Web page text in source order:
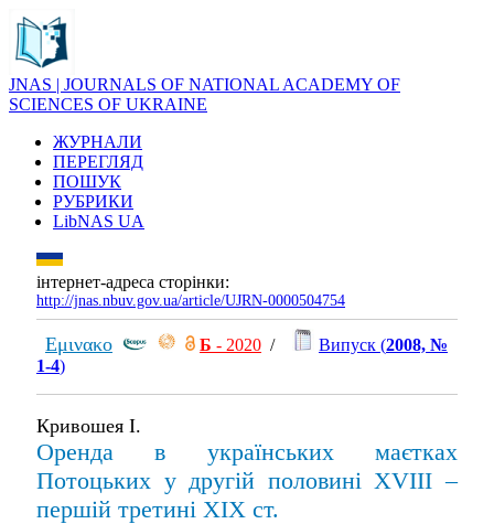
JNAS | JOURNALS OF NATIONAL ACADEMY OF
SCIENCES OF UKRAINE
ЖУРНАЛИ
ПЕРЕГЛЯД
ПОШУК
РУБРИКИ
LibNAS UA
інтернет-адреса сторінки:
http://jnas.nbuv.gov.ua/article/UJRN-0000504754
Εμινακο Б - 2020 / Випуск (2008, №
1-4)
Кривошея І.
Оренда в українських маєтках
Потоцьких у другій половині ХVIII –
першій третині ХІХ ст.